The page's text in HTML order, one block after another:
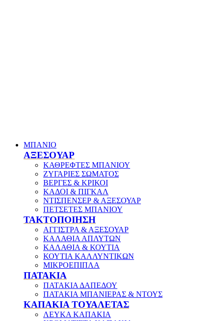
ΜΠΑΝΙΟ
ΑΞΕΣΟΥΑΡ
ΚΑΘΡΕΦΤΕΣ ΜΠΑΝΙΟΥ
ΖΥΓΑΡΙΕΣ ΣΩΜΑΤΟΣ
ΒΕΡΓΕΣ & ΚΡΙΚΟΙ
ΚΑΔΟΙ & ΠΙΓΚΑΛ
ΝΤΙΣΠΕΝΣΕΡ & ΑΞΕΣΟΥΑΡ
ΠΕΤΣΕΤΕΣ ΜΠΑΝΙΟΥ
ΤΑΚΤΟΠΟΙΗΣΗ
ΑΓΓΙΣΤΡΑ & ΑΞΕΣΟΥΑΡ
ΚΑΛΑΘΙΑ ΑΠΛΥΤΩΝ
ΚΑΛΑΘΙΑ & ΚΟΥΤΙΑ
ΚΟΥΤΙΑ ΚΑΛΛΥΝΤΙΚΩΝ
ΜΙΚΡΟΕΠΙΠΛΑ
ΠΑΤΑΚΙΑ
ΠΑΤΑΚΙΑ ΔΑΠΕΔΟΥ
ΠΑΤΑΚΙΑ ΜΠΑΝΙΕΡΑΣ & ΝΤΟΥΣ
ΚΑΠΑΚΙΑ ΤΟΥΑΛΕΤΑΣ
ΛΕΥΚΑ ΚΑΠΑΚΙΑ